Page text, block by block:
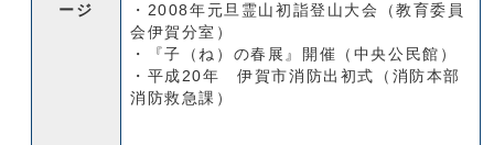
ージ
・2008年元旦霊山初詣登山大会（教育委員
会伊賀分室）
・『子（ね）の春展』開催（中央公民館）
・平成20年 伊賀市消防出初式（消防本部
消防救急課）